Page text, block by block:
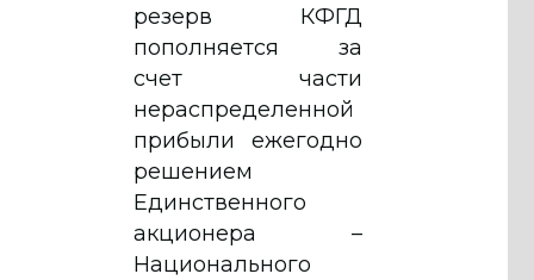
резерв КФГД
пополняется за
счет части
нераспределенной
прибыли ежегодно
решением
Единственного
акционера –
Национального